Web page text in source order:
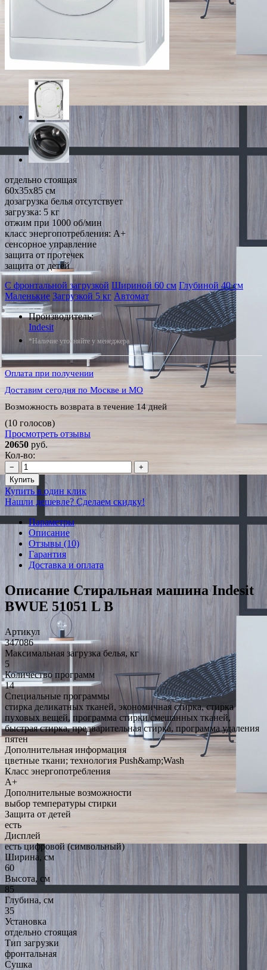
отдельно стоящая
60x35x85 см
дозагрузка белья отсутствует
загрузка: 5 кг
отжим при 1000 об/мин
класс энергопотребления: A+
сенсорное управление
защита от протечек
защита от детей
С фронтальной загрузкой Шириной 60 см Глубиной 40 см
Маленькие Загрузкой 5 кг Автомат
Производитель:
Indesit
*Наличие уточняйте у менеджера
Оплата при получении
Доставим сегодня по Москве и МО
Возможность возврата в течение 14 дней
(10 голосов)
Просмотреть отзывы
20650 руб.
Кол-во:
−
+
Купить
Купить в один клик
Нашли дешевле? Сделаем скидку!
Параметры
Описание
Отзывы (10)
Гарантия
Доставка и оплата
Описание Стиральная машина Indesit
BWUE 51051 L B
Артикул
347086
Максимальная загрузка белья, кг
5
Количество программ
14
Специальные программы
стирка деликатных тканей, экономичная стирка, стирка
пуховых вещей, программа стирки смешанных тканей,
быстрая стирка, предварительная стирка, программа удаления
пятен
Дополнительная информация
цветные ткани; технология Push&amp;Wash
Класс энергопотребления
A+
Дополнительные возможности
выбор температуры стирки
Защита от детей
есть
Дисплей
есть цифровой (символьный)
Ширина, см
60
Высота, см
85
Глубина, см
35
Установка
отдельно стоящая
Тип загрузки
фронтальная
Сушка